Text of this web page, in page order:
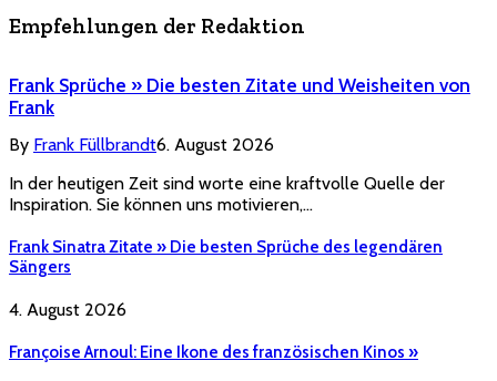
Empfehlungen der Redaktion
Frank Sprüche » Die besten Zitate und Weisheiten von
Frank
By Frank Füllbrandt6. August 2026
In der heutigen Zeit sind worte eine kraftvolle Quelle der
Inspiration. Sie können uns motivieren,…
Frank Sinatra Zitate » Die besten Sprüche des legendären
Sängers
4. August 2026
Françoise Arnoul: Eine Ikone des französischen Kinos »